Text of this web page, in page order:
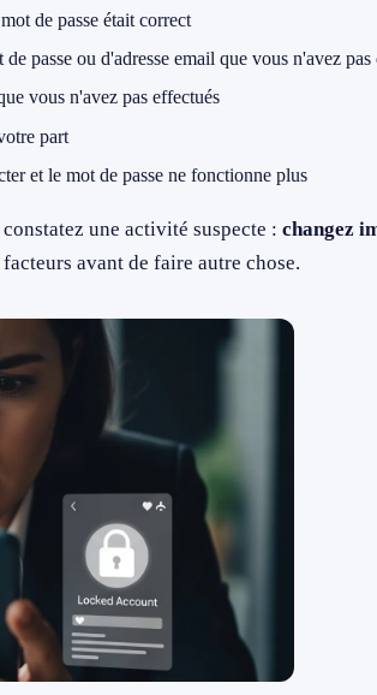
de passe était correct
passe ou d'adresse email que vous n'avez pas
vous n'avez pas effectués
part
et le mot de passe ne fonctionne plus
une activité suspecte : changez
avant de faire autre chose.